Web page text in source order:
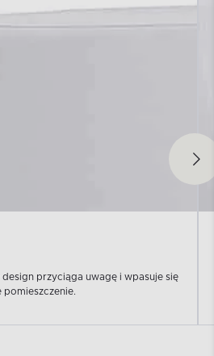
przyciąga uwagę i wpasuje się